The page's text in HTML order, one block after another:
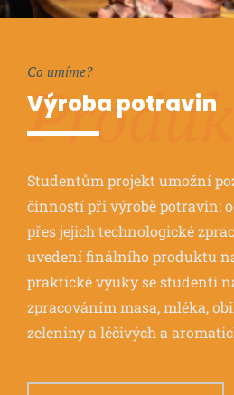
Co umíme?
Výroba potravin
Studentům projekt umožní
činností při výrobě potravin:
přes jejich technologické
uvedení finálního produktu
praktické výuky se studenti
zpracováním masa, mléka,
zeleniny a léčivých a